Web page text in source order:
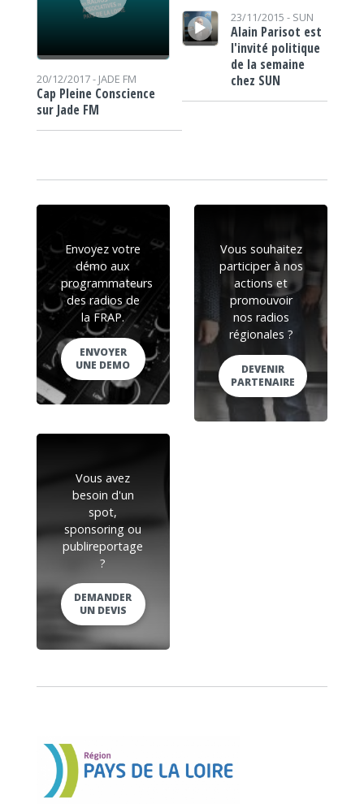
20/12/2017 - JADE FM
Cap Pleine Conscience
sur Jade FM
Lecteur audio
23/11/2015 - SUN
Alain Parisot est
l'invité politique
de la semaine
chez SUN
Envoyez votre
démo aux
programmateurs
des radios de
la FRAP.
ENVOYER
UNE DEMO
Vous souhaitez
participer à nos
actions et
promouvoir
nos radios
régionales ?
DEVENIR
PARTENAIRE
Vous avez
besoin d'un
spot,
sponsoring ou
publireportage
?
DEMANDER
UN DEVIS